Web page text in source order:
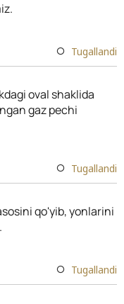
Tugallandi
oval shaklida
gaz pechi
Tugallandi
qo'yib, yonlarini
Tugallandi